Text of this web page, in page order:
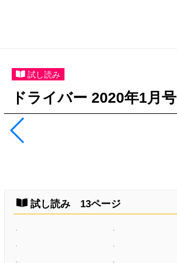
試し読み
ドライバー 2020年1月号
試し読み 13ページ